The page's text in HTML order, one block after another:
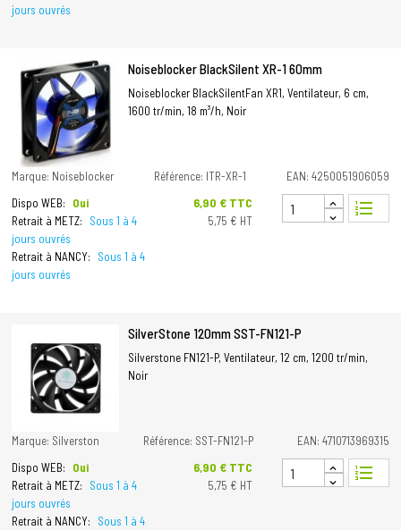
jours ouvrés
Noiseblocker BlackSilent XR-1 60mm
Noiseblocker BlackSilentFan XR1, Ventilateur, 6 cm,
1600 tr/min, 18 m³/h, Noir
Marque: Noiseblocker Référence: ITR-XR-1
EAN: 4250051906059
Dispo WEB:
Oui
Retrait à METZ:
Sous 1 à 4
jours ouvrés
Retrait à NANCY:
Sous 1 à 4
jours ouvrés
Prix
6,90 € TTC
5,75 € HT
format_list_numbered
SilverStone 120mm SST-FN121-P
Silverstone FN121-P, Ventilateur, 12 cm, 1200 tr/min,
Noir
Marque: Silverston Référence: SST-FN121-P
EAN: 4710713969315
Dispo WEB:
Oui
Retrait à METZ:
Sous 1 à 4
jours ouvrés
Retrait à NANCY:
Sous 1 à 4
Prix
6,90 € TTC
5,75 € HT
format_list_numbered